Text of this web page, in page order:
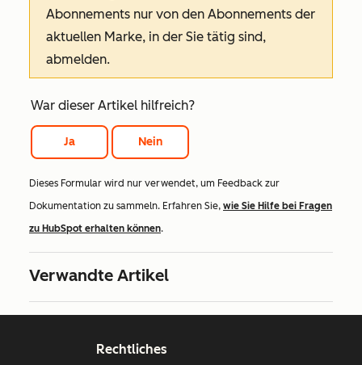
Abonnements nur von den Abonnements der
aktuellen Marke, in der Sie tätig sind,
abmelden.
War dieser Artikel hilfreich?
Ja Nein
Dieses Formular wird nur verwendet, um Feedback zur
Dokumentation zu sammeln. Erfahren Sie, wie Sie Hilfe bei Fragen
zu HubSpot erhalten können.
Verwandte Artikel
Rechtliches